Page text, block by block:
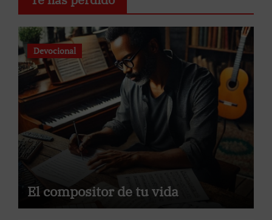
Devocional
El compositor de tu vida